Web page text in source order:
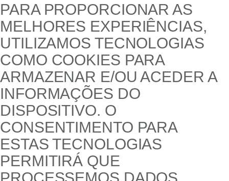
PARA PROPORCIONAR AS
MELHORES EXPERIÊNCIAS,
UTILIZAMOS TECNOLOGIAS
COMO COOKIES PARA
ARMAZENAR E/OU ACEDER A
INFORMAÇÕES DO
DISPOSITIVO. O
CONSENTIMENTO PARA
ESTAS TECNOLOGIAS
PERMITIRÁ QUE
PROCESSEMOS DADOS